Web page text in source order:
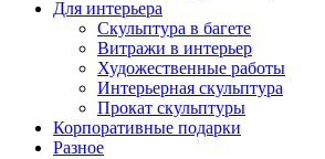
Для интерьера
Скульптура в багете
Витражи в интерьер
Художественные работы
Интерьерная скульптура
Прокат скульптуры
Корпоративные подарки
Разное